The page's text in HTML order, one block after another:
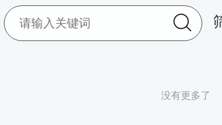
没有更多了